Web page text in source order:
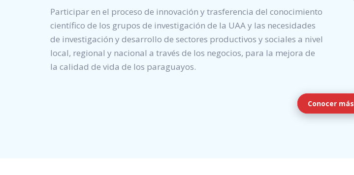
Participar en el proceso de innovación y trasferencia del conocimiento
científico de los grupos de investigación de la UAA y las necesidades
de investigación y desarrollo de sectores productivos y sociales a nivel
local, regional y nacional a través de los negocios, para la mejora de
la calidad de vida de los paraguayos.
Conocer más